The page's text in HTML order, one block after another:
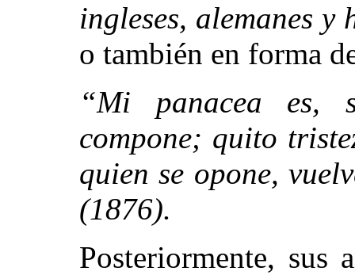
ingleses, alemanes
o también en forma
“Mi panacea es,
compone; quito
quien se opone,
(1876).
Posteriormente, sus